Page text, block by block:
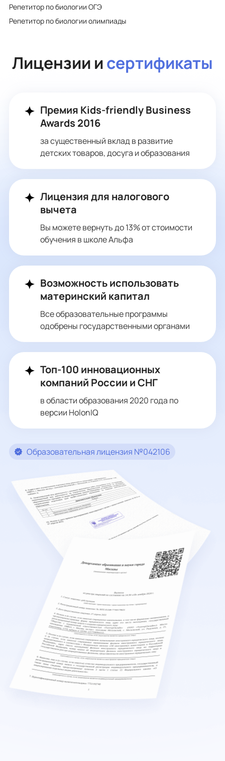
Репетитор по биологии ОГЭ
Репетитор по биологии олимпиады
Лицензии исертификаты
Премия Kids-friendly Business
Awards 2016
за существенный вклад в развитие
детских товаров, досуга и образования
Лицензия для налогового
вычета
Вы можете вернуть до 13% от стоимости
обучения в школе Альфа
Возможность использовать
материнский капитал
Все образовательные программы
одобрены государственными органами
Топ-100 инновационных
компаний России и СНГ
в области образования 2020 года по
версии HolonIQ
Образовательная лицензия №042106